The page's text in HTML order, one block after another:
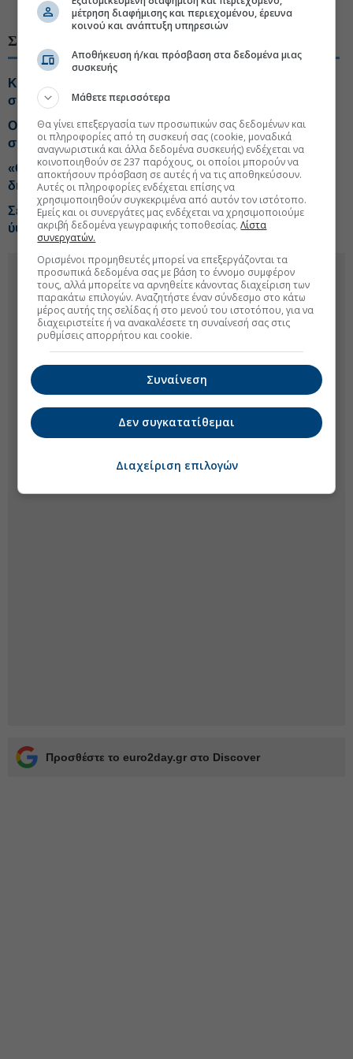
#Συντάξεις πληρωμές
ΣΧΕΤΙΚΑ ΘΕΜΑΤΑ
Κάτω από τα 1.000 ευρώ το 57% των κύριων
συντάξεων γήρατος
Οκτώ στους 10 ασφαλισμένους φοβούνται για τις
συντάξεις τους
«Οχι» από Αρειο Πάγο στην ανάσυρση της
δικογραφίας για τις υποκλοπές
Σε ποιους συνταξιούχους θα καταβληθούν αναδρομικά
ύψους €10,9 εκατ.
Προσθέστε το euro2day.gr στο Discover
μέτρηση διαφήμισης και περιεχομένου, έρευνα
κοινού και ανάπτυξη υπηρεσιών
Αποθήκευση ή/και πρόσβαση στα δεδομένα μιας
συσκευής
Μάθετε περισσότερα
Θα γίνει επεξεργασία των προσωπικών σας δεδομένων και
οι πληροφορίες από τη συσκευή σας (cookie, μοναδικά
αναγνωριστικά και άλλα δεδομένα συσκευής) ενδέχεται να
κοινοποιηθούν σε 237 παρόχους, οι οποίοι μπορούν να
αποκτήσουν πρόσβαση σε αυτές ή να τις αποθηκεύσουν.
Αυτές οι πληροφορίες ενδέχεται επίσης να
χρησιμοποιηθούν συγκεκριμένα από αυτόν τον ιστότοπο.
Εμείς και οι συνεργάτες μας ενδέχεται να χρησιμοποιούμε
ακριβή δεδομένα γεωγραφικής τοποθεσίας.Λίστα
συνεργατών.
Ορισμένοι προμηθευτές μπορεί να επεξεργάζονται τα
προσωπικά δεδομένα σας με βάση το έννομο συμφέρον
τους, αλλά μπορείτε να αρνηθείτε κάνοντας διαχείριση των
παρακάτω επιλογών. Αναζητήστε έναν σύνδεσμο στο κάτω
μέρος αυτής της σελίδας ή στο μενού του ιστοτόπου, για να
διαχειριστείτε ή να ανακαλέσετε τη συναίνεσή σας στις
ρυθμίσεις απορρήτου και cookie.
Συναίνεση
Δεν συγκατατίθεμαι
Διαχείριση επιλογών